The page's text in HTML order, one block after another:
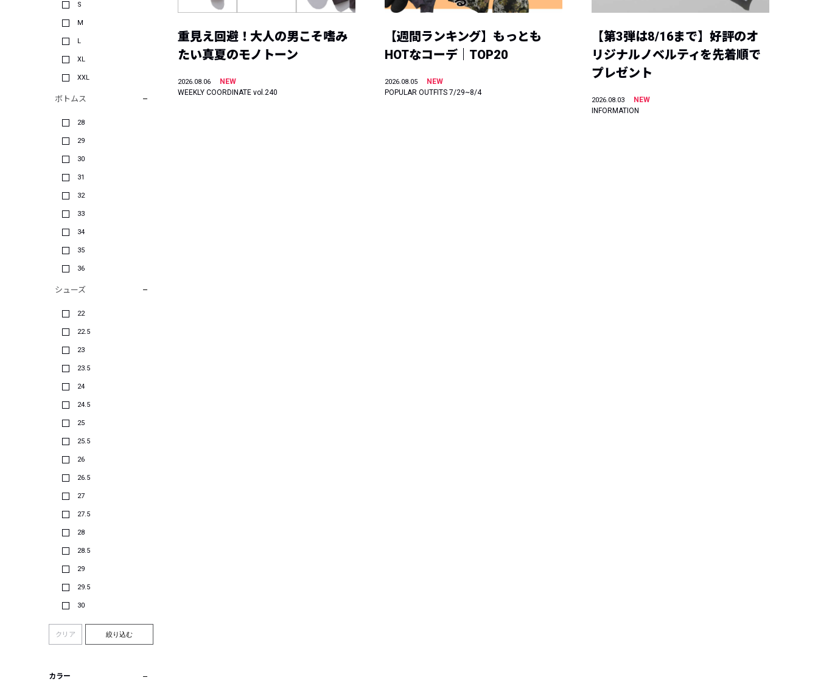
S
M
L
XL
XXL
ボトムス
28
29
30
31
32
33
34
35
36
シューズ
22
22.5
23
23.5
24
24.5
25
25.5
26
26.5
27
27.5
28
28.5
29
29.5
30
クリア 絞り込む
カラー
重見え回避！大人の男こそ嗜み
たい真夏のモノトーン
2026.08.06
NEW
WEEKLY COORDINATE vol.240
【週間ランキング】もっとも
HOTなコーデ｜TOP20
2026.08.05
NEW
POPULAR OUTFITS 7/29~8/4
【第3弾は8/16まで】好評のオ
リジナルノベルティを先着順で
プレゼント
2026.08.03
NEW
INFORMATION